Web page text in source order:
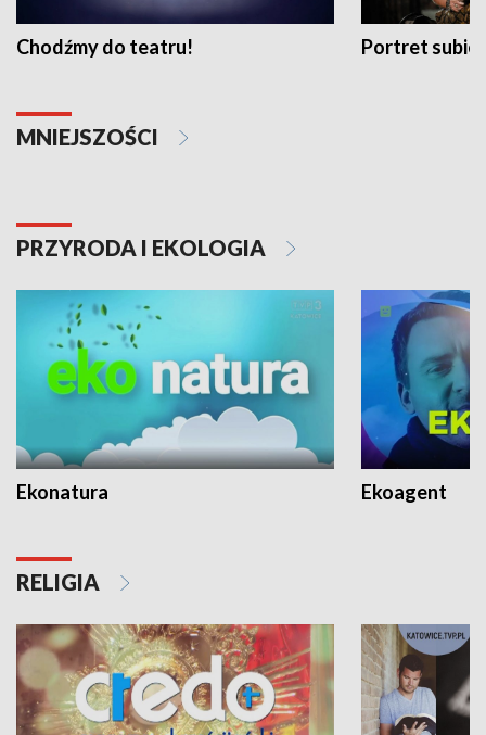
Chodźmy do teatru! Portret
MNIEJSZOŚCI
PRZYRODA I EKOLOGIA
Ekonatura Ekoagent
RELIGIA